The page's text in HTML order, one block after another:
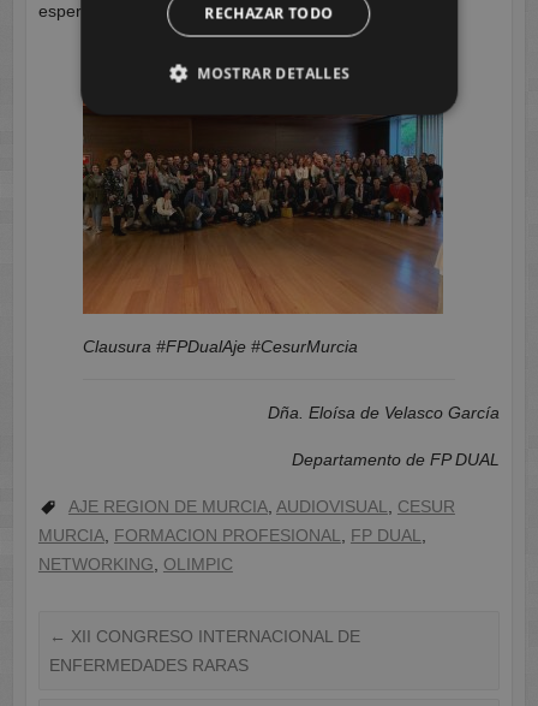
esperamos colaborar en muchos más eventos.
Clausura #FPDualAje #CesurMurcia
Dña. Eloísa de Velasco García
Departamento de FP DUAL
AJE REGION DE MURCIA, AUDIOVISUAL, CESUR
MURCIA, FORMACION PROFESIONAL, FP DUAL,
NETWORKING, OLIMPIC
← XII CONGRESO INTERNACIONAL DE
ENFERMEDADES RARAS
RECHAZAR TODO
MOSTRAR DETALLES